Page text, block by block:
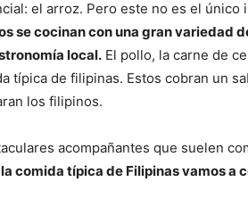
el arroz. Pero este no es el
se cocinan con una gran variedad
local. El pollo, la carne de
típica de filipinas. Estos cobran un
los filipinos.
acompañantes que suelen
comida típica de Filipinas vamos a